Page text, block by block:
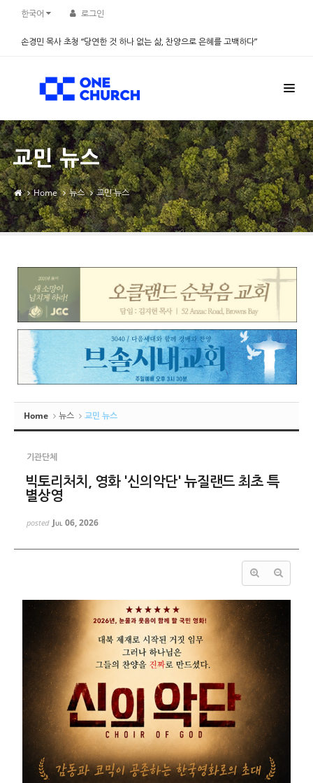
한국어 로그인
손경민 목사 초청 “당연한 것 하나 없는 삶, 찬양으로 은혜를 고백하다”
교민 뉴스
Home 뉴스 교민 뉴스
Home 뉴스 교민 뉴스
기관단체
빅토리처치, 영화 '신의악단' 뉴질랜드 최초 특
별상영
posted Jul 06, 2026
Sketchbook5, 스케치북5